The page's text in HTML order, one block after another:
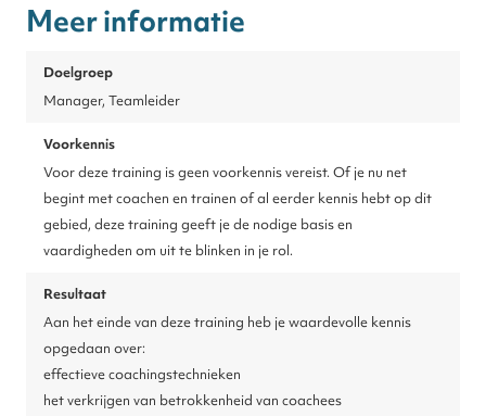
Meer informatie
Doelgroep
Manager, Teamleider
Voorkennis
Voor deze training is geen voorkennis vereist. Of je nu net
begint met coachen en trainen of al eerder kennis hebt op dit
gebied, deze training geeft je de nodige basis en
vaardigheden om uit te blinken in je rol.
Resultaat
Aan het einde van deze training heb je waardevolle kennis
opgedaan over:
effectieve coachingstechnieken
het verkrijgen van betrokkenheid van coachees